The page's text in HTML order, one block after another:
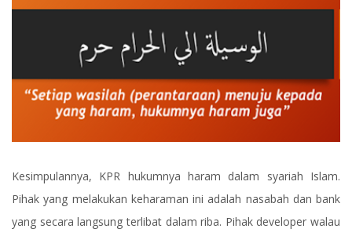
Kesimpulannya, KPR hukumnya haram dalam syariah Islam.
Pihak yang melakukan keharaman ini adalah nasabah dan bank
yang secara langsung terlibat dalam riba. Pihak developer walau